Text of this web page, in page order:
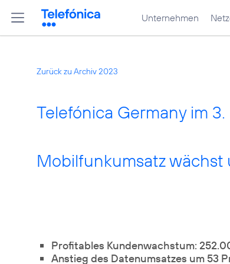
Unternehmen
Zurück zu Archiv 2023
Telefónica Germany im 3.
Mobilfunkumsatz wächst
Profitables Kundenwachstum:
Anstieg des Datenumsatzes um 53